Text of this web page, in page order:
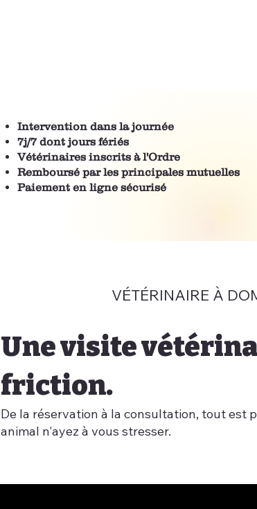
Intervention dans la journée
7j/7 dont jours fériés
Vétérinaires inscrits à l'Ordre
Remboursé par les principales mutuelles
Paiement en ligne sécurisé
Une visite
friction.
De la réservation à la consultation, tout est
animal n'ayez à vous stresser.
VÉTÉRINAIRE À